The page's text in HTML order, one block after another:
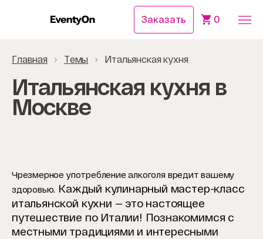
Заказать 0
Главная Темы Итальянская кухня
Итальянская кухня в
Москве
Чрезмерное употребление алкоголя вредит вашему
здоровью. Каждый кулинарный мастер-класс
итальянской кухни — это настоящее
путешествие по Италии! Познакомимся с
местными традициями и интересными